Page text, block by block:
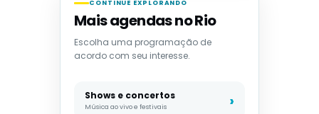
CONTINUE EXPLORANDO
Mais agendas no Rio
Escolha uma programação de
acordo com seu interesse.
Shows e concertos
Música ao vivo e festivais